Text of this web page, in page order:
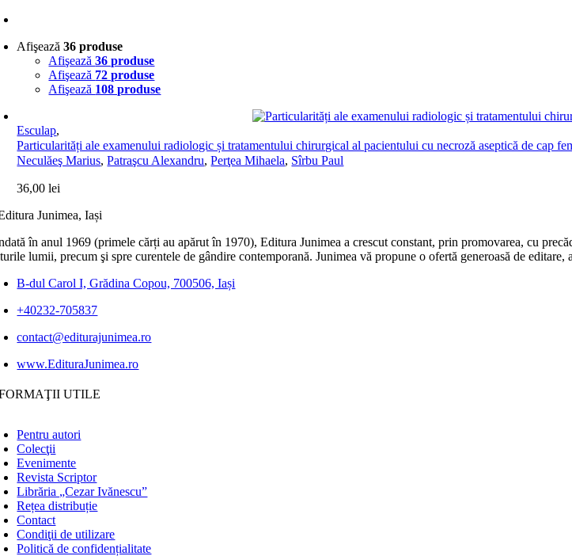
Afişează36 produse
Afişează36 produse
Afişează 72 produse
Afişează 108 produse
Esculap,
Particularități ale examenului radiologic și tratamentului chirurgical al pacientului cu necroză aseptică de cap
Neculăeş Marius,Patraşcu Alexandru,Perţea Mihaela, Sîrbu Paul
36,00lei
în anul 1969 (primele cărți au apărut în 1970), Editura Junimea a crescut constant, prin promovarea, cu
lumii, precum şi spre curentele de gândire contemporană. Junimea vă propune o ofertă generoasă de
B-dul Carol I, Grădina Copou, 700506, Iași
+40232-705837
contact@editurajunimea.ro
www.EdituraJunimea.ro
UTILE
Pentru autori
Colecţii
Evenimente
Revista Scriptor
Librăria „Cezar Ivănescu”
Rețea distribuție
Contact
Condiţii de utilizare
Politică de confidențialitate